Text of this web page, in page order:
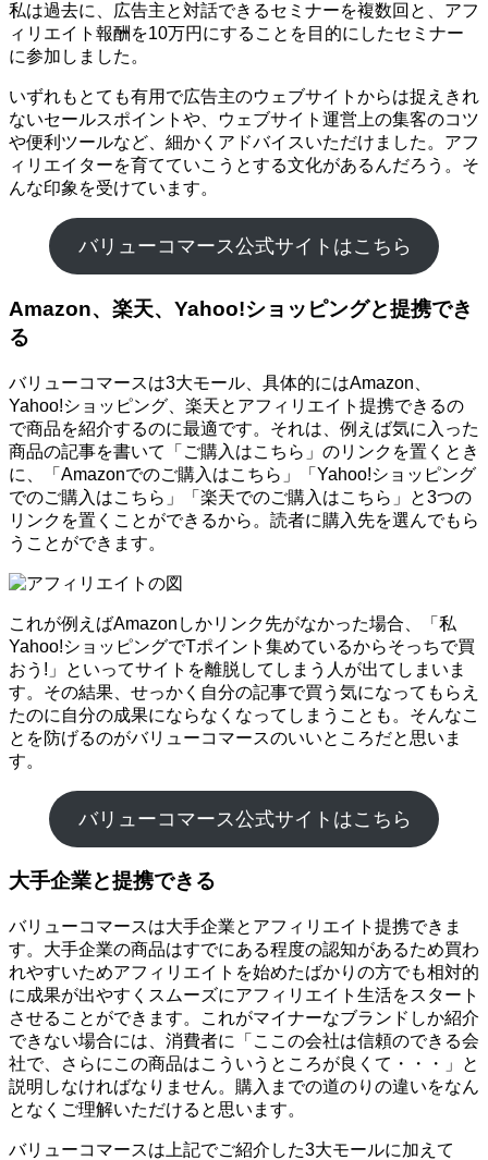
私は過去に、広告主と対話できるセミナーを複数回と、アフ
ィリエイト報酬を10万円にすることを目的にしたセミナー
に参加しました。
いずれもとても有用で広告主のウェブサイトからは捉えきれ
ないセールスポイントや、ウェブサイト運営上の集客のコツ
や便利ツールなど、細かくアドバイスいただけました。アフ
ィリエイターを育てていこうとする文化があるんだろう。そ
んな印象を受けています。
バリューコマース公式サイトはこちら
Amazon、楽天、Yahoo!ショッピングと提携でき
る
バリューコマースは3大モール、具体的にはAmazon、
Yahoo!ショッピング、楽天とアフィリエイト提携できるの
で商品を紹介するのに最適です。それは、例えば気に入った
商品の記事を書いて「ご購入はこちら」のリンクを置くとき
に、「Amazonでのご購入はこちら」「Yahoo!ショッピング
でのご購入はこちら」「楽天でのご購入はこちら」と3つの
リンクを置くことができるから。読者に購入先を選んでもら
うことができます。
これが例えばAmazonしかリンク先がなかった場合、「私
Yahoo!ショッピングでTポイント集めているからそっちで買
おう!」といってサイトを離脱してしまう人が出てしまいま
す。その結果、せっかく自分の記事で買う気になってもらえ
たのに自分の成果にならなくなってしまうことも。そんなこ
とを防げるのがバリューコマースのいいところだと思いま
す。
バリューコマース公式サイトはこちら
大手企業と提携できる
バリューコマースは大手企業とアフィリエイト提携できま
す。大手企業の商品はすでにある程度の認知があるため買わ
れやすいためアフィリエイトを始めたばかりの方でも相対的
に成果が出やすくスムーズにアフィリエイト生活をスタート
させることができます。これがマイナーなブランドしか紹介
できない場合には、消費者に「ここの会社は信頼のできる会
社で、さらにこの商品はこういうところが良くて・・・」と
説明しなければなりません。購入までの道のりの違いをなん
となくご理解いただけると思います。
バリューコマースは上記でご紹介した3大モールに加えて